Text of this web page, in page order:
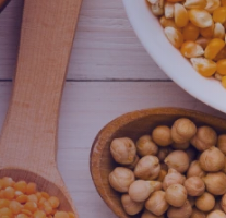
Solicitar cotação